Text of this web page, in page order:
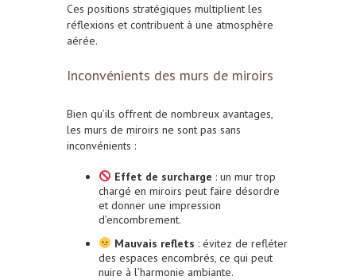
Ces positions stratégiques multiplient les
réflexions et contribuent à une atmosphère
aérée.
Inconvénients des murs de miroirs
Bien qu’ils offrent de nombreux avantages,
les murs de miroirs ne sont pas sans
inconvénients :
Effet de surcharge : un mur trop
chargé en miroirs peut faire désordre
et donner une impression
d’encombrement.
Mauvais reflets : évitez de refléter
des espaces encombrés, ce qui peut
nuire à l’harmonie ambiante.